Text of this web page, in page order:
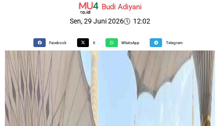
Budi Adiyani
Sen, 29 Juni 2026 12:02
Facebook X WhatsApp Telegram